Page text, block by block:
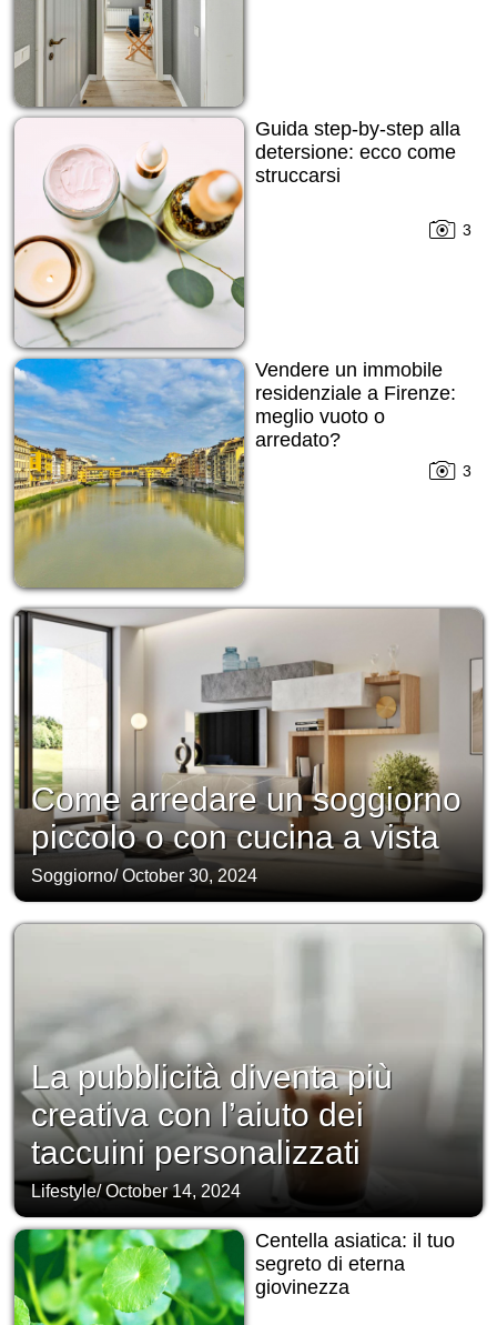
Guida step-by-step alla
detersione: ecco come
struccarsi
3
Vendere un immobile
residenziale a Firenze:
meglio vuoto o
arredato?
3
Come arredare un soggiorno
piccolo o con cucina a vista
Soggiorno/October 30, 2024
La pubblicità diventa più
creativa con l’aiuto dei
taccuini personalizzati
Lifestyle/October 14, 2024
Centella asiatica: il tuo
segreto di eterna
giovinezza